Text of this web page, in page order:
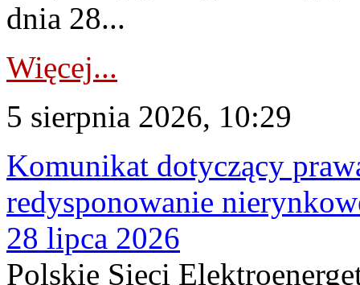
dnia 28...
Więcej...
5 sierpnia 2026, 10:29
Komunikat dotyczący
redysponowanie
28 lipca 2026
Polskie Sieci